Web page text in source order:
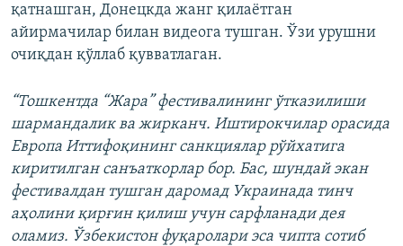
қатнашган, Донецкда жанг қилаётган
айирмачилар билан видеога тушган. Ўзи урушни
очиқдан қўллаб қувватлаган.
“Тошкентда “Жара” фестивалининг ўтказилиши
шармандалик ва жирканч. Иштирокчилар орасида
Европа Иттифоқининг санкциялар рўйхатига
киритилган санъаткорлар бор. Бас, шундай экан
фестивалдан тушган даромад Украинада тинч
аҳолини қирғин қилиш учун сарфланади дея
оламиз. Ўзбекистон фуқаролари эса чипта сотиб